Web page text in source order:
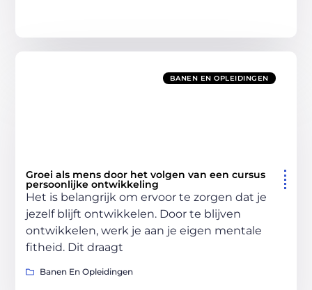
BANEN EN OPLEIDINGEN
Groei als mens door het volgen van een cursus
persoonlijke ontwikkeling
Het is belangrijk om ervoor te zorgen dat je
jezelf blijft ontwikkelen. Door te blijven
ontwikkelen, werk je aan je eigen mentale
fitheid. Dit draagt
Banen En Opleidingen